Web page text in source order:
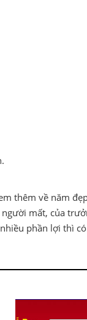
thêm về năm
mất, của
phần lợi thì